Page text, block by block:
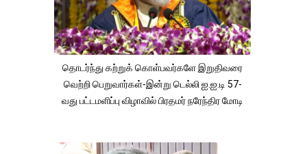
தொடர்ந்து கற்றுக் கொள்பவர்களே இறுதிவரை
வெற்றி பெறுவார்கள்-இன்று டெல்லி ஐ.ஐ.டி 57-
வது பட்டமளிப்பு விழாவில் பிரதமர் நரேந்திர மோடி